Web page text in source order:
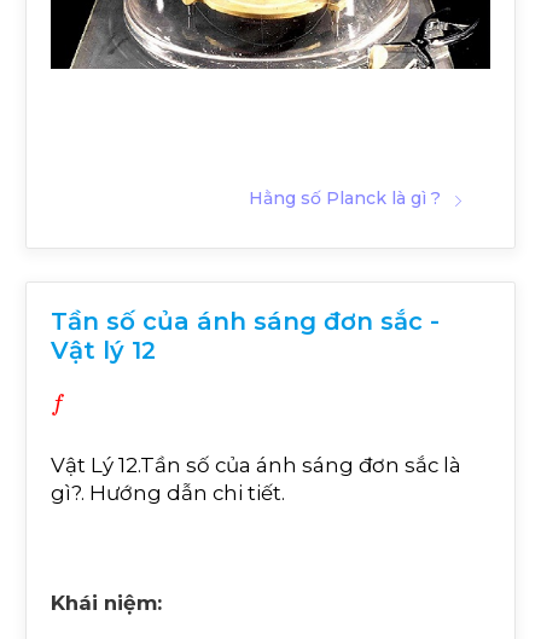
Hằng số Planck là gì ?
Tần số của ánh sáng đơn sắc -
Vật lý 12
f
Vật Lý 12.Tần số của ánh sáng đơn sắc là
gì?. Hướng dẫn chi tiết.
Khái niệm: